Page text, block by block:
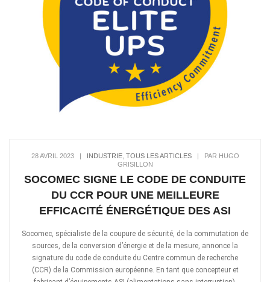
28 AVRIL 2023| INDUSTRIE, TOUS LES ARTICLES|
PAR HUGO
GRISILLON
SOCOMEC SIGNE LE CODE DE CONDUITE
DU CCR POUR UNE MEILLEURE
EFFICACITÉ ÉNERGÉTIQUE DES ASI
Socomec, spécialiste de la coupure de sécurité, de la commutation de
sources, de la conversion d’énergie et de la mesure, annonce la
signature du code de conduite du Centre commun de recherche
(CCR) de la Commission européenne. En tant que concepteur et